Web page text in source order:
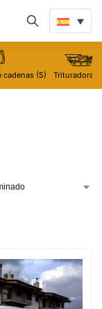
cadenas (5) Trituradoras